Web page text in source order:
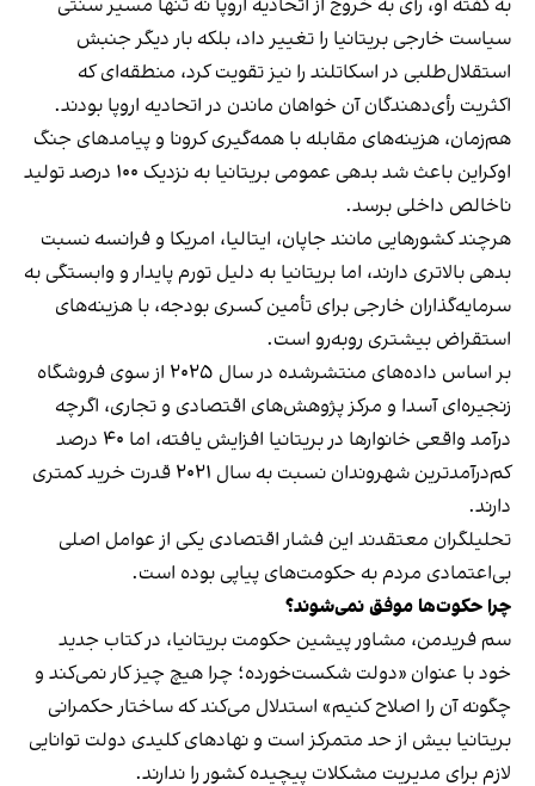
سیاست خارجی بریتانیا را تغییر داد، بلکه بار دیگر جنبش
استقلال‌طلبی در اسکاتلند را نیز تقویت کرد، منطقه‌ای که
اکثریت رأی‌دهندگان آن خواهان ماندن در اتحادیه اروپا بودند.
هم‌زمان، هزینه‌های مقابله با همه‌گیری کرونا و پیامدهای جنگ
اوکراین باعث شد بدهی عمومی بریتانیا به نزدیک ۱۰۰ درصد تولید
ناخالص داخلی برسد.
هرچند کشورهایی مانند جاپان، ایتالیا، امریکا و فرانسه نسبت
بدهی بالاتری دارند، اما بریتانیا به دلیل تورم پایدار و وابستگی به
سرمایه‌گذاران خارجی برای تأمین کسری بودجه، با هزینه‌های
استقراض بیشتری روبه‌رو است.
بر اساس داده‌های منتشرشده در سال ۲۰۲۵ از سوی فروشگاه
زنجیره‌ای آسدا و مرکز پژوهش‌های اقتصادی و تجاری، اگرچه
درآمد واقعی خانوارها در بریتانیا افزایش یافته، اما ۴۰ درصد
کم‌درآمدترین شهروندان نسبت به سال ۲۰۲۱ قدرت خرید کمتری
دارند.
تحلیلگران معتقدند این فشار اقتصادی یکی از عوامل اصلی
بی‌اعتمادی مردم به حکومت‌های پیاپی بوده است.
چرا حکوت‌ها موفق نمی‌شوند؟
سم فریدمن، مشاور پیشین حکومت بریتانیا، در کتاب جدید
خود با عنوان «دولت شکست‌خورده؛ چرا هیچ چیز کار نمی‌کند و
چگونه آن را اصلاح کنیم» استدلال می‌کند که ساختار حکمرانی
بریتانیا بیش از حد متمرکز است و نهادهای کلیدی دولت توانایی
لازم برای مدیریت مشکلات پیچیده کشور را ندارند.